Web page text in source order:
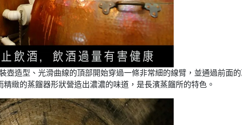
壺造型、光滑曲線的頂部開始穿過一條非常細的線臂，並通過前面
緻的蒸餾器形狀營造出濃濃的味道，是長濱蒸餾所的特色。